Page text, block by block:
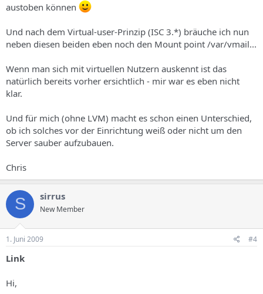
austoben können
Und nach dem Virtual-user-Prinzip (ISC 3.*) bräuche ich nun
neben diesen beiden eben noch den Mount point /var/vmail...
Wenn man sich mit virtuellen Nutzern auskennt ist das
natürlich bereits vorher ersichtlich - mir war es eben nicht
klar.
Und für mich (ohne LVM) macht es schon einen Unterschied,
ob ich solches vor der Einrichtung weiß oder nicht um den
Server sauber aufzubauen.
Chris
S sirrus
New Member
1. Juni 2009 #4
Link
Hi,